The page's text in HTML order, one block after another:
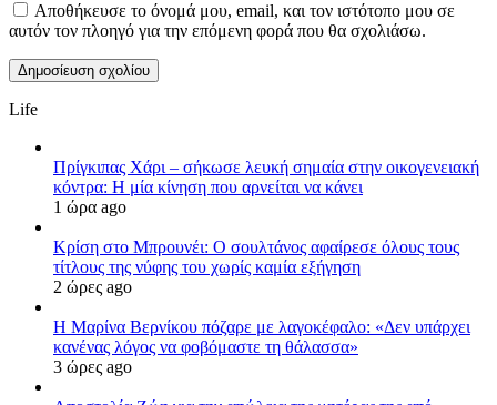
Αποθήκευσε το όνομά μου, email, και τον ιστότοπο μου σε
αυτόν τον πλοηγό για την επόμενη φορά που θα σχολιάσω.
Life
Πρίγκιπας Χάρι – σήκωσε λευκή σημαία στην οικογενειακή
κόντρα: Η μία κίνηση που αρνείται να κάνει
1 ώρα ago
Κρίση στο Μπρουνέι: Ο σουλτάνος αφαίρεσε όλους τους
τίτλους της νύφης του χωρίς καμία εξήγηση
2 ώρες ago
Η Μαρίνα Βερνίκου πόζαρε με λαγοκέφαλο: «Δεν υπάρχει
κανένας λόγος να φοβόμαστε τη θάλασσα»
3 ώρες ago